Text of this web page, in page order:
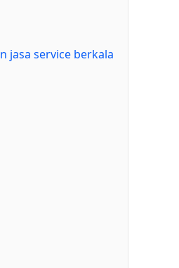
jasa service berkala